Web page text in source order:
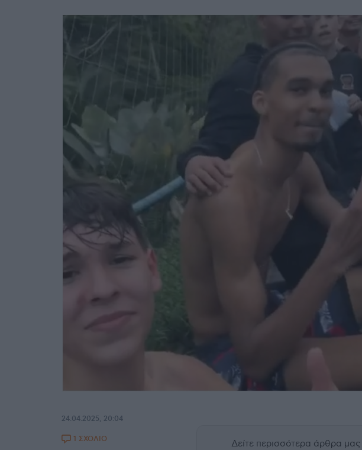
Δείτε περισσότερα άρθρα μας
24.04.2025, 20:04
1 ΣΧΟΛΙΟ